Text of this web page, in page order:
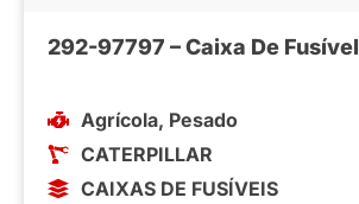
292-97797 – Caixa De Fusível
Agrícola, Pesado
CATERPILLAR
CAIXAS DE FUSÍVEIS